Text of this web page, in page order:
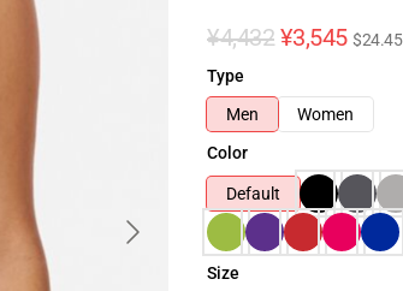
¥4,432 ¥3,545 $24.45
Type
Men
Women
Color
Default
Size